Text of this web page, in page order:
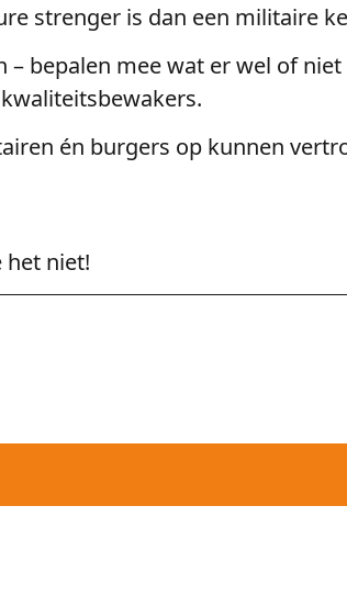
strenger is dan een militaire
bepalen mee wat er wel of
én burgers op kunnen
het niet!